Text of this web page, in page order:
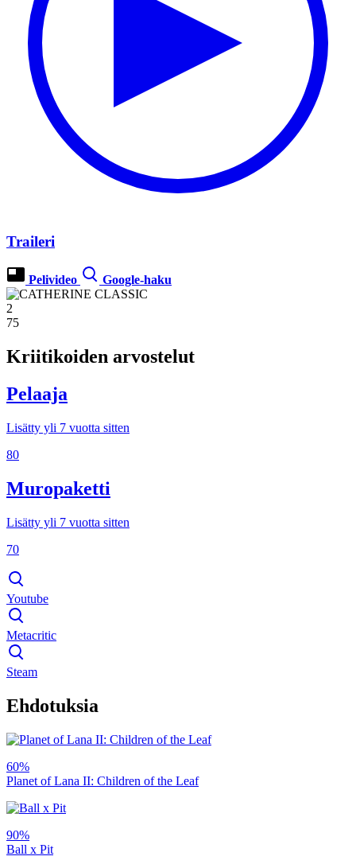
Traileri
Pelivideo Google-haku
2
75
Kriitikoiden arvostelut
Pelaaja
Lisätty yli 7 vuotta sitten
80
Muropaketti
Lisätty yli 7 vuotta sitten
70
Youtube
Metacritic
Steam
Ehdotuksia
60%
Planet of Lana II: Children of the Leaf
90%
Ball x Pit